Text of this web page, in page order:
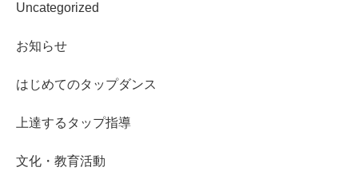
Uncategorized
お知らせ
はじめてのタップダンス
上達するタップ指導
文化・教育活動